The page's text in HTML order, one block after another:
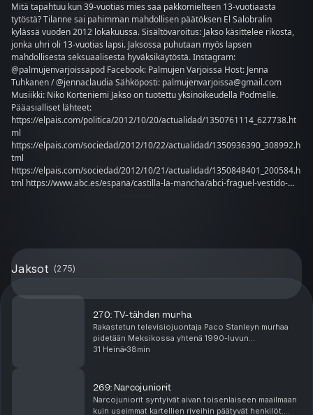
Mitä tapahtuu kun 39-vuotias mies saa pakkomielteen 13-vuotiaasta
tytöstä? Tilanne sai pahimman mahdollisen päätöksen El Salobralin
kylässä vuoden 2012 lokakuussa. Sisältövaroitus: Jakso käsittelee rikosta,
jonka uhri oli 13-vuotias lapsi. Jaksossa puhutaan myös lapsen
mahdollisesta seksuaalisesta hyväksikäytöstä. Instagram:
@palmujenvarjoissapod Facebook: Palmujen Varjoissa Host: Jenna
Tuhkanen / @jennaclaudia Sähköposti: palmujenvarjoissa@gmail.com
Musiikki: Niko Korteniemi Jakso on tuotettu yksinoikeudella Podmelle.
Pääasialliset lähteet:
https://elpais.com/politica/2012/10/20/actualidad/1350761114_627738.ht
ml
https://elpais.com/sociedad/2012/10/22/actualidad/1350936390_308992.h
tml
https://elpais.com/sociedad/2012/10/21/actualidad/1350848401_200584.h
tml https://www.abc.es/espana/castilla-la-mancha/abci-fraguel-vestido-
doble-201210281850.html https://www.larazon.es/historico/1082-asi-es-el-
presunto-asesino-de-dos-personas-en-albacete-MLLA_RAZON_496113/
390904a7fa8ed418/201310/aquella-noche-lluviosa-de-muertos
https://www.eldiario.es/sociedad/ano-despues-asesinaran-
almudena_1_5842399.html https://www.antena3.com/programas/espejo-
publico/noticias/gente-salobral-esta-asesino-
doble-crimen-de-el-salobral-tras-pegarse-un-tiro-en-la-cabeza_391686/
https://www.abc.es/espana/abci-salobral-atrincherado-guardiacivil-
201210220000_noticia.html#vca=modulo&vso=abc&vmc=noticias-
Jaksot (275)
270: TV-tähden murha
Rakastetun televisiojuontaja Paco Stanleyn murhaa
pidetään Meksikossa yhtenä 1990-luvun
tunnetuimmista rikosmysteereistä. Tapaus puhuttaa
31 Heinä 38min
269: Narcojuniorit
Narcojuniorit syntyivät aivan toisenlaiseen maailmaan
kuin useimmat kartellien riveihin päätyvät henkilöt.